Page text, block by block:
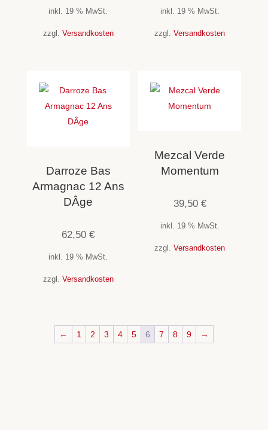
inkl. 19 % MwSt.
zzgl. Versandkosten
inkl. 19 % MwSt.
zzgl.Versandkosten
Darroze Bas
Armagnac 12 Ans
DÂge
62,50€
inkl. 19 % MwSt.
zzgl. Versandkosten
Mezcal Verde
Momentum
39,50 €
inkl. 19 % MwSt.
zzgl.Versandkosten
← 1 2 3 4 5 6 7 8 9 →